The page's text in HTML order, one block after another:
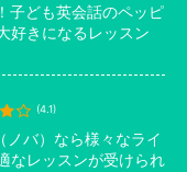
子ども英会話のペッピ
好きになるレッスン
(4.1)
ノバ）なら様々なライ
なレッスンが受けられ